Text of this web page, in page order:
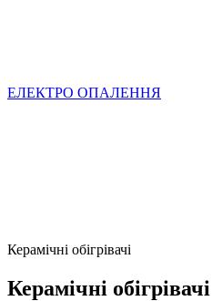
ЕЛЕКТРО ОПАЛЕННЯ
Керамічні обігрівачі
Керамічні обігрівачі